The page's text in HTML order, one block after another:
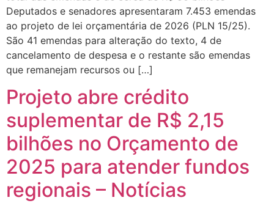
Deputados e senadores apresentaram 7.453 emendas
ao projeto de lei orçamentária de 2026 (PLN 15/25).
São 41 emendas para alteração do texto, 4 de
cancelamento de despesa e o restante são emendas
que remanejam recursos ou […]
Projeto abre crédito
suplementar de R$ 2,15
bilhões no Orçamento de
2025 para atender fundos
regionais – Notícias